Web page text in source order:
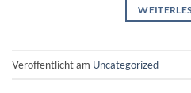
Veröffentlicht am Uncategorized